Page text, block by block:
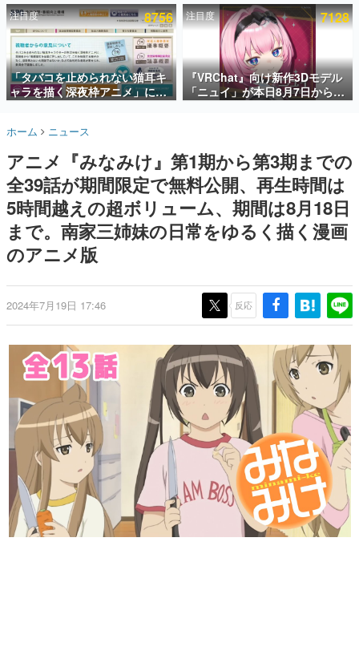
連載・特集一覧
殿堂入り記事
SNS拡散数が数千以上！ ページビュー数万以上！ などな
ど。多くの人々に読まれた、電ファミ渾身の“殿堂入り”記
事をまとめました。
名作ゲームクリエイターの方々に製作時のエピソードをお
きます。
赫本
この物語を解いてはいけない。『赫本』は、〈試験問題〉
の形をした短編ホラー小説集です。
新世代に訊く
これからのデジタルゲーム市場を担う若きクリエイター達
ゲーム世代の作家たち
ゲームに多大な影響を受けた作家さんに取材し、ゲームが
画です。
日本モバイルゲーム産業史
日本のモバイルゲーム史における主要なトピック・タイト
ルを網羅するほか、開発者へのインタビューや識者による
解説を掲載。約20年の歴史が一望できる決定版！
若ゲのいたり〜ゲームクリエイターの青春〜
『うつヌケ』『ペンと箸』等で知られるマンガ家・田中圭
一先生によるゲーム業界レポートマンガです。
なんでゲームは面白い？
ゲーム開発者・hamatsu氏がゲームの魅力を画面や操作の
具体的な形から解き明かしていく、硬派で骨太な評論連載
Simulator』が「1件」のウィッ
シュリストをもとにチェコ語に
対応しSNSで話題に。『キング
ダム・カム』開発元やチェコの
プロ野球選手から称賛の声
Web連載決定。新たなWebマン
ガレーベル「ビビビコミック」
にて特別話が掲載スタート、あ
のお話には…まだ続きがある！
注目度 8756
「タバコを止められない猫耳キ
ャラを描く深夜枠アニメ」に視
聴者の一部から批判意見。違法
て、BPOが議論を交わす
注目度 7128
『VRChat』向け新作3Dモデル
「ニュイ」が本日8月7日から
BOOTHにて発売。瞳に光る星
ホーム ニュース
アニメ『みなみけ』第1期から第3期までの
全39話が期間限定で無料公開、再生時間は
5時間越えの超ボリューム、期間は8月18日
まで。南家三姉妹の日常をゆるく描く漫画
のアニメ版
2024年7月19日 17:46 反応